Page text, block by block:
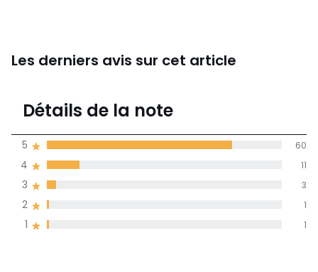
Les derniers avis sur cet article
4,7
moyenne des avis
dans toutes les
5
Détails de la note
1 1
2 1
3 3
4 11
5 60